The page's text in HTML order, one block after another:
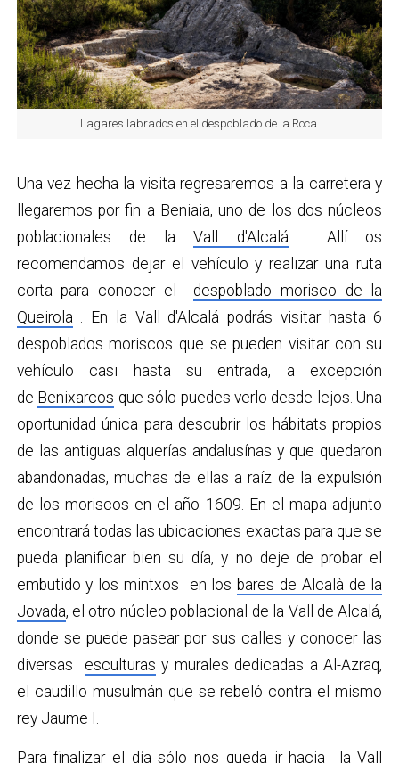
Lagares labrados en el despoblado de la Roca.
Una vez hecha la visita regresaremos a la carretera y
llegaremos por fin a Beniaia, uno de los dos núcleos
poblacionales de laVall d'Alcalá . Allí os
recomendamos dejar el vehículo y realizar una ruta
corta para conocer el despoblado morisco de la
Queirola . En la Vall d'Alcalá podrás visitar hasta 6
despoblados moriscos que se pueden visitar con su
vehículo casi hasta su entrada, a excepción
de Benixarcos que sólo puedes verlo desde lejos. Una
oportunidad única para descubrir los hábitats propios
de las antiguas alquerías andalusínas y que quedaron
abandonadas, muchas de ellas a raíz de la expulsión
de los moriscos en el año 1609. En el mapa adjunto
encontrará todas las ubicaciones exactas para que se
pueda planificar bien su día, y no deje de probar el
embutido y los mintxos en los bares de Alcalà de la
Jovada, el otro núcleo poblacional de la Vall de Alcalá,
donde se puede pasear por sus calles y conocer las
diversas esculturas y murales dedicadas a Al-Azraq,
el caudillo musulmán que se rebeló contra el mismo
rey Jaume I.
Para finalizar el día sólo nos queda ir hacia la Vall